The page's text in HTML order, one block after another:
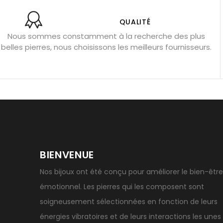
Obsidienne noire : danger ?
Guide des pierres de
Pierres pour les examens
Pierres anti-déprime
Géode
QUALITÉ
Nous sommes constamment à la recherche des plus
belles pierres, nous choisissons les meilleurs fournisseurs.
BIENVENUE
Nos bijoux ont été conçu pour améliorer le bien-être
émotionnel. Les pierres qui les composent sont
soigneusement sélectionnées en fonction de leurs
énergies vibratoires et de leurs interactions les unes